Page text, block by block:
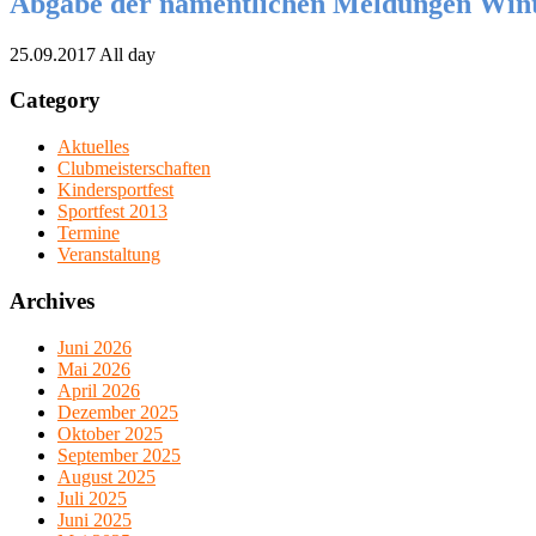
25.09.2017 All day
Category
Aktuelles
Clubmeisterschaften
Kindersportfest
Sportfest 2013
Termine
Veranstaltung
Archives
Juni 2026
Mai 2026
April 2026
Dezember 2025
Oktober 2025
September 2025
August 2025
Juli 2025
Juni 2025